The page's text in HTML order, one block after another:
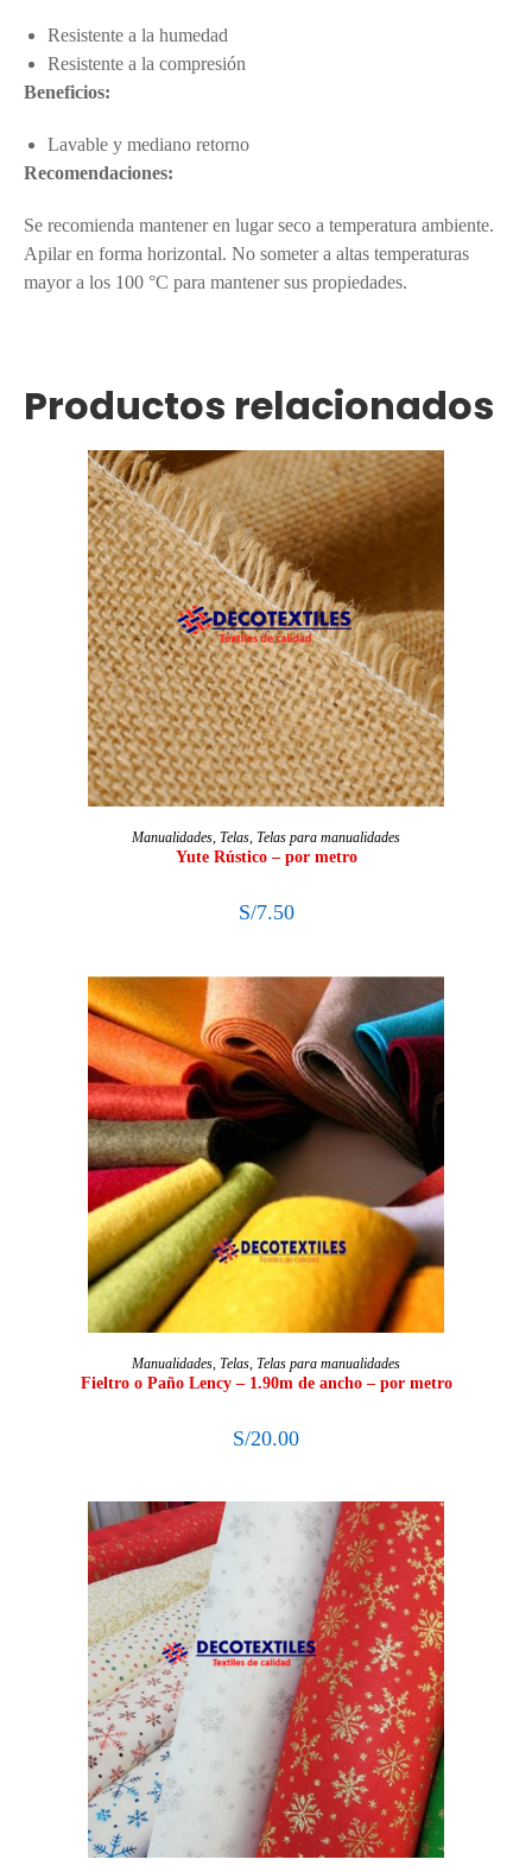
Resistente a la humedad
Resistente a la compresión
Beneficios:
Lavable y mediano retorno
Recomendaciones:
Se recomienda mantener en lugar seco a temperatura ambiente.
Apilar en forma horizontal. No someter a altas temperaturas
mayor a los 100 °C para mantener sus propiedades.
Productos relacionados
SELECCIONAR OPCIONES
Manualidades, Telas, Telas para manualidades
Yute Rústico – por metro
S/7.50
SELECCIONAR OPCIONES
Manualidades Telas Telas para manualidades
Fieltro o Paño Lency – 1.90m de ancho – por metro
S/20.00